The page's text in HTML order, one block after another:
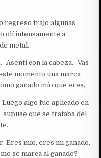
regreso trajo algunas
olí intensamente a
metal.
Asentí con la cabeza.- Vas
momento una marca
ganado mío que eres.
algo fue aplicado en
supuse que se trataba del
Eres mío, eres mi ganado,
se marca al ganado?